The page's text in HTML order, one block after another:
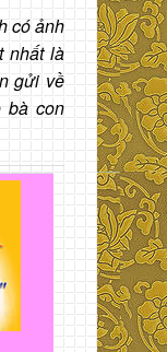
có ảnh
nhất là
gửi về
bà con